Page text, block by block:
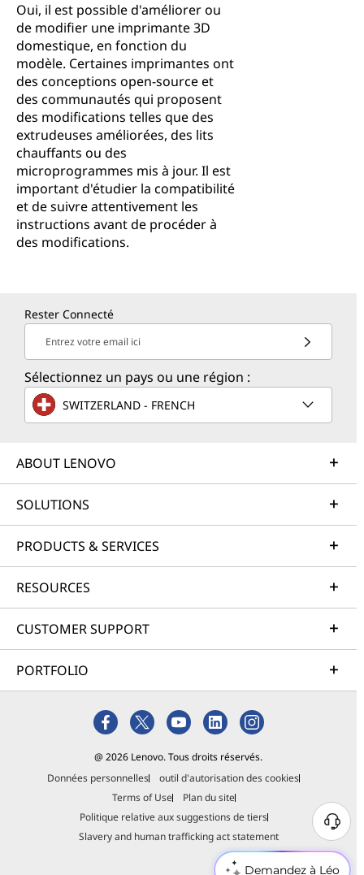
Demandez à Léo
Oui, il est possible d'améliorer ou
de modifier une imprimante 3D
domestique, en fonction du
modèle. Certaines imprimantes ont
des conceptions open-source et
des communautés qui proposent
des modifications telles que des
extrudeuses améliorées, des lits
chauffants ou des
microprogrammes mis à jour. Il est
important d'étudier la compatibilité
et de suivre attentivement les
instructions avant de procéder à
des modifications.
Rester Connecté
Entrez votre email ici
Sélectionnez un pays ou une région :
SWITZERLAND - FRENCH
ABOUT LENOVO
SOLUTIONS
PRODUCTS & SERVICES
RESOURCES
CUSTOMER SUPPORT
PORTFOLIO
@ 2026 Lenovo. Tous droits réservés.
Données personnelles
outil d'autorisation des cookies
Terms of Use
Plan du site
Politique relative aux suggestions de tiers
Slavery and human trafficking act statement